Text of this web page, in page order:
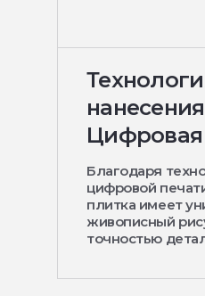
нанесения
Цифровая
Благодаря
цифровой
плитка имеет
живописный
точностью